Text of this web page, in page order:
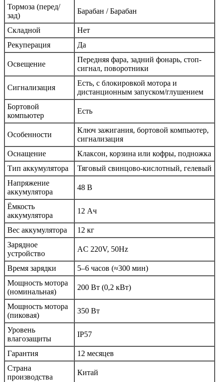
Тормоза (перед/
зад)
Барабан / Барабан
Складной
Нет
Рекуперация
Да
Освещение
Передняя фара, задний фонарь, стоп-
сигнал, поворотники
Сигнализация
Есть, с блокировкой мотора и
дистанционным запуском/глушением
Бортовой
компьютер
Есть
Особенности
Ключ зажигания, бортовой компьютер,
сигнализация
Оснащение
Клаксон, корзина или кофры, подножка
Тип аккумулятора
Тяговый свинцово-кислотный, гелевый
Напряжение
аккумулятора
48 В
Ёмкость
аккумулятора
12 Ач
Вес аккумулятора
12 кг
Зарядное
устройство
AC 220V, 50Hz
Время зарядки
5–6 часов (≈300 мин)
Мощность мотора
(номинальная)
200 Вт (0,2 кВт)
Мощность мотора
(пиковая)
350 Вт
Уровень
влагозащиты
IP57
Гарантия
12 месяцев
Страна
производства
Китай